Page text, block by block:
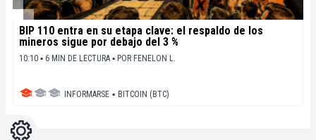
BIP 110 entra en su etapa clave: el respaldo de los
mineros sigue por debajo del 3 %
10:10 ▪ 6 MIN DE LECTURA ▪ POR FENELON L.
INFORMARSE ▪ BITCOIN (BTC)
Ajustes